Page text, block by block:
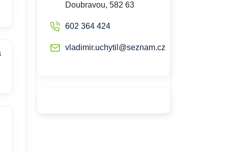
Doubravou, 582 63
602 364 424
vladimir.uchytil@seznam.cz